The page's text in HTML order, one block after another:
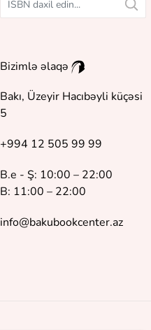
Bizimlə əlaqə
Bakı, Üzeyir Hacıbəyli küçəsi
5
+994 12 505 99 99
B.e - Ş: 10:00 – 22:00
B: 11:00 – 22:00
info@bakubookcenter.az